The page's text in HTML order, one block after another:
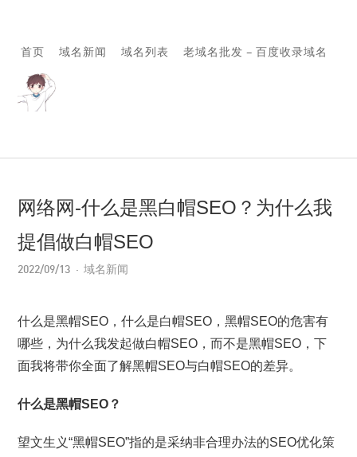
首页 域名新闻 域名列表 老域名批发 – 百度收录域名
网络网-什么是黑白帽SEO？为什么我
提倡做白帽SEO
2022/09/13 域名新闻
什么是黑帽SEO，什么是白帽SEO，黑帽SEO的危害有
哪些，为什么我发起做白帽SEO，而不是黑帽SEO，下
面我将带你全面了解黑帽SEO与白帽SEO的差异。
什么是黑帽SEO？
望文生义“黑帽SEO”指的是采纳非合理办法的SEO优化策